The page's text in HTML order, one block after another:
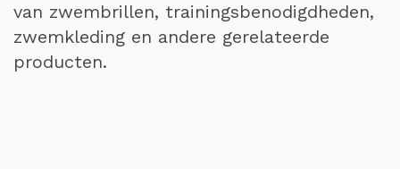
van zwembrillen, trainingsbenodigdheden,
zwemkleding en andere gerelateerde
producten.